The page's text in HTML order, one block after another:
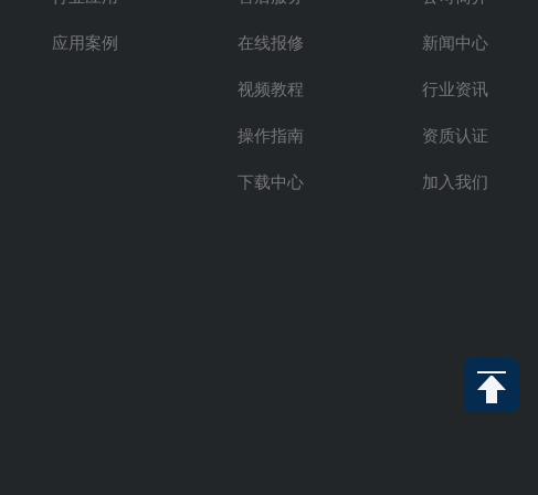
应用案例 在线报修
视频教程
操作指南
下载中心
新闻中心
行业资讯
资质认证
加入我们